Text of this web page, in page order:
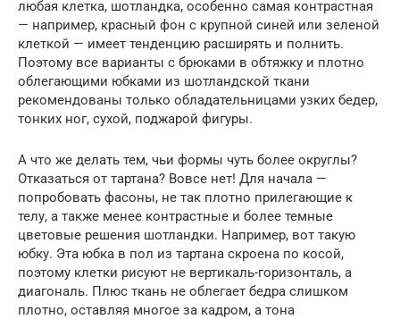
любая клетка, шотландка, особенно самая контрастная
— например, красный фон с крупной синей или зеленой
клеткой — имеет тенденцию расширять и полнить.
Поэтому все варианты с брюками в обтяжку и плотно
облегающими юбками из шотландской ткани
рекомендованы только обладательницами узких бедер,
тонких ног, сухой, поджарой фигуры.
А что же делать тем, чьи формы чуть более округлы?
Отказаться от тартана? Вовсе нет! Для начала —
попробовать фасоны, не так плотно прилегающие к
телу, а также менее контрастные и более темные
цветовые решения шотландки. Например, вот такую
юбку. Эта юбка в пол из тартана скроена по косой,
поэтому клетки рисуют не вертикаль-горизонталь, а
диагональ. Плюс ткань не облегает бедра слишком
плотно, оставляя многое за кадром, а тона